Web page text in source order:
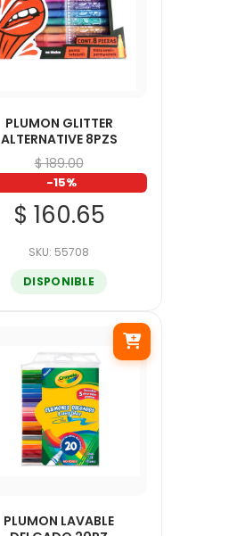
PLUMON GLITTER
ALTERNATIVE 8PZS
$ 189.00
-15%
$ 160.65
SKU: 55708
DISPONIBLE
PLUMON LAVABLE